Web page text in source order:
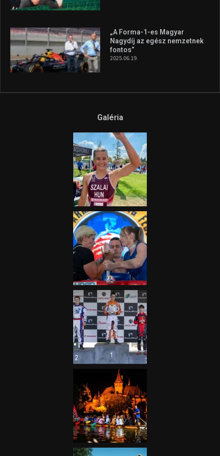
„A Forma-1-es Magyar
Nagydíj az egész nemzetnek
fontos”
2025.06.19.
Galéria